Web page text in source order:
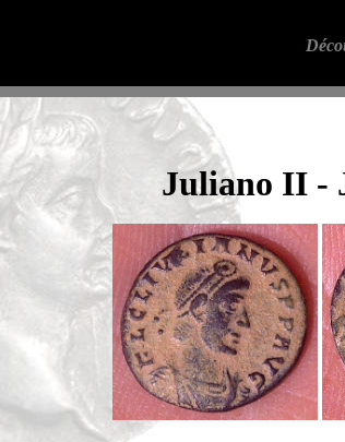
Juliano II -